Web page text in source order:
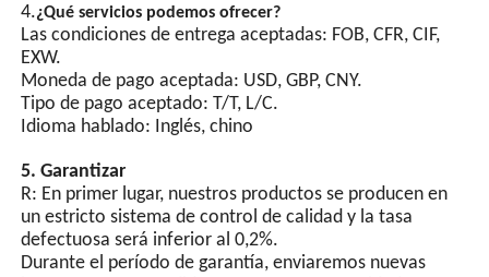
protección..
4.¿Qué servicios podemos ofrecer?
Las condiciones de entrega aceptadas: FOB, CFR, CIF,
EXW.
Moneda de pago aceptada: USD, GBP, CNY.
Tipo de pago aceptado: T/T, L/C.
Idioma hablado: Inglés, chino
5. Garantizar
R: En primer lugar, nuestros productos se producen en
un estricto sistema de control de calidad y la tasa
defectuosa será inferior al 0,2%.
Durante el período de garantía, enviaremos nuevas